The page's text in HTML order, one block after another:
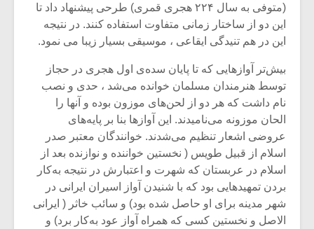
(متوفی به سال ۲۲۴ هجری قمری) طرحی پیشنهاد داد تا
این دو از ساختار زمانی متفاوت استفاده کنند. در نتیجه
این در هم تنیدگی ایقاعی ، موسیقی بسیار زیبا می نمود.
بیش‌تر آوازهایی که تا پایان سده‌ی اول هجری در حجاز
توسط هنرمندان مسلمان خوانده می‌شد ، حدی و نصب
نام داشت که هر دو از لحن‌های موزون بوده و آنها را
الحان موزونه می‌نامیدند. این آوازها بنا بر پایه‌های
عروضی اشعار تنظیم می‌شدند. خوانندگان معتبر صدر
اسلام از قبیل طویس ( نخستین خواننده و نوازنده بعد از
اسلام در عربستان که شهرت و اعتبارش در نتیجه به‌کار
بردن تمهیدهایی بود که با شنیدن آواز اسیران ایرانی در
شهر مدینه برای او حاصل شده بود) و سائب خاثر ( ایرانی
الاصل و نخستین کسی که همراه آواز عود به‌کار برد) و
اگر نمی توانی
مشهورترین باشی،
بدنام ترین باش